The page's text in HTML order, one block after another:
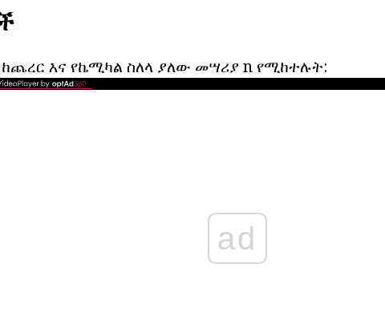
ከጨረር እና የኬሚካል ስለላ ያለው መሣሪያn የሚከተሉት:
ad